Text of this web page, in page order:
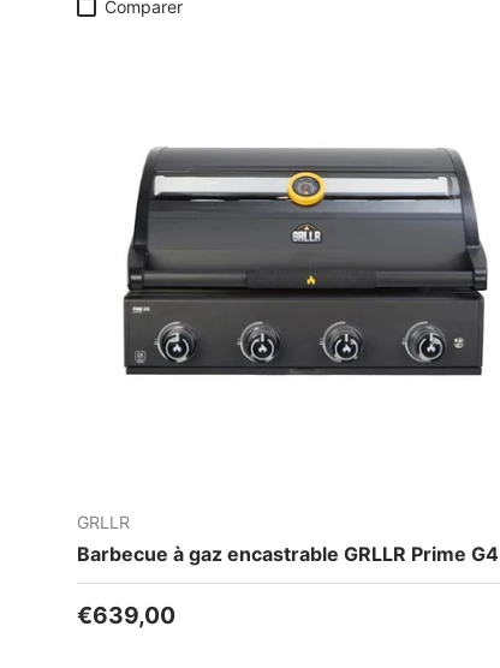
Comparer
GRLLR
Barbecue à gaz encastrable GRLLR Prime G4
Prix habituel
€639,00